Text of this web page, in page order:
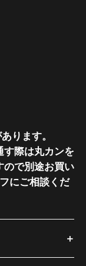
ります。
す際は丸カンを
ので別途お買い
にご相談くだ